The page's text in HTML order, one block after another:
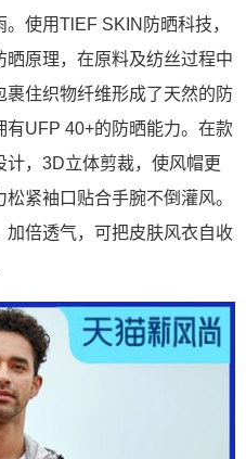
使用TlEF SKIN防晒科技，
原理，在原料及纺丝过程中
住织物纤维形成了天然的防
有UFP 40+的防晒能力。在款
，3D立体剪裁，使风帽更
紧袖口贴合手腕不倒灌风。
倍透气，可把皮肤风衣自收